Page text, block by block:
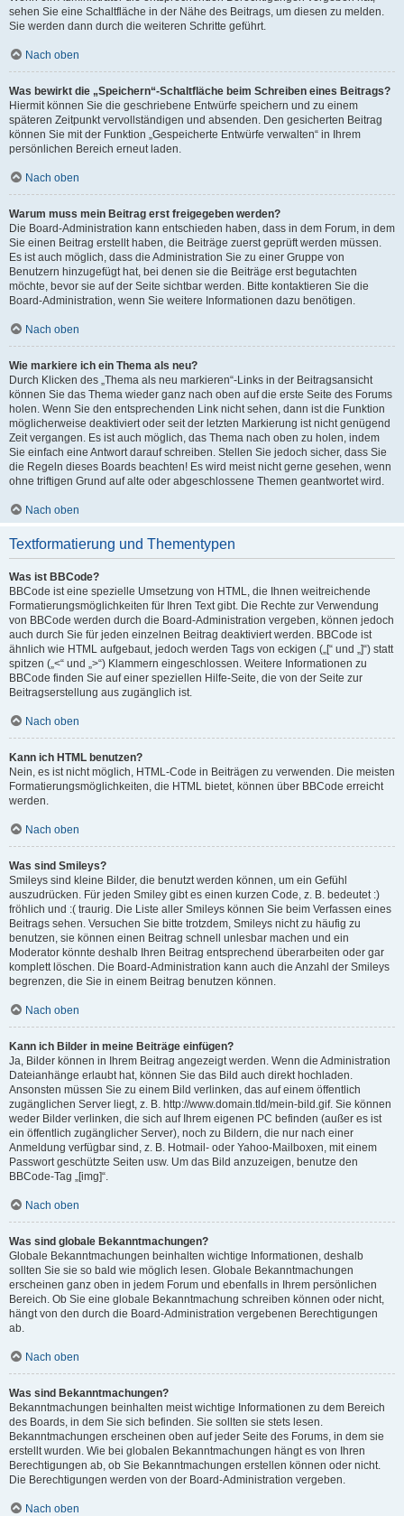
sehen Sie eine Schaltfläche in der Nähe des Beitrags, um diesen zu melden.
Sie werden dann durch die weiteren Schritte geführt.
Nach oben
Was bewirkt die „Speichern“-Schaltfläche beim Schreiben eines Beitrags?
Hiermit können Sie die geschriebene Entwürfe speichern und zu einem
späteren Zeitpunkt vervollständigen und absenden. Den gesicherten Beitrag
können Sie mit der Funktion „Gespeicherte Entwürfe verwalten“ in Ihrem
persönlichen Bereich erneut laden.
Nach oben
Warum muss mein Beitrag erst freigegeben werden?
Die Board-Administration kann entschieden haben, dass in dem Forum, in dem
Sie einen Beitrag erstellt haben, die Beiträge zuerst geprüft werden müssen.
Es ist auch möglich, dass die Administration Sie zu einer Gruppe von
Benutzern hinzugefügt hat, bei denen sie die Beiträge erst begutachten
möchte, bevor sie auf der Seite sichtbar werden. Bitte kontaktieren Sie die
Board-Administration, wenn Sie weitere Informationen dazu benötigen.
Nach oben
Wie markiere ich ein Thema als neu?
Durch Klicken des „Thema als neu markieren“-Links in der Beitragsansicht
können Sie das Thema wieder ganz nach oben auf die erste Seite des Forums
holen. Wenn Sie den entsprechenden Link nicht sehen, dann ist die Funktion
möglicherweise deaktiviert oder seit der letzten Markierung ist nicht genügend
Zeit vergangen. Es ist auch möglich, das Thema nach oben zu holen, indem
Sie einfach eine Antwort darauf schreiben. Stellen Sie jedoch sicher, dass Sie
die Regeln dieses Boards beachten! Es wird meist nicht gerne gesehen, wenn
ohne triftigen Grund auf alte oder abgeschlossene Themen geantwortet wird.
Nach oben
Textformatierung und Thementypen
Was ist BBCode?
BBCode ist eine spezielle Umsetzung von HTML, die Ihnen weitreichende
Formatierungsmöglichkeiten für Ihren Text gibt. Die Rechte zur Verwendung
von BBCode werden durch die Board-Administration vergeben, können jedoch
auch durch Sie für jeden einzelnen Beitrag deaktiviert werden. BBCode ist
ähnlich wie HTML aufgebaut, jedoch werden Tags von eckigen („[“ und „]“) statt
spitzen („<“ und „>“) Klammern eingeschlossen. Weitere Informationen zu
BBCode finden Sie auf einer speziellen Hilfe-Seite, die von der Seite zur
Beitragserstellung aus zugänglich ist.
Nach oben
Kann ich HTML benutzen?
Nein, es ist nicht möglich, HTML-Code in Beiträgen zu verwenden. Die meisten
Formatierungsmöglichkeiten, die HTML bietet, können über BBCode erreicht
werden.
Nach oben
Was sind Smileys?
Smileys sind kleine Bilder, die benutzt werden können, um ein Gefühl
auszudrücken. Für jeden Smiley gibt es einen kurzen Code, z. B. bedeutet :)
fröhlich und :( traurig. Die Liste aller Smileys können Sie beim Verfassen eines
Beitrags sehen. Versuchen Sie bitte trotzdem, Smileys nicht zu häufig zu
benutzen, sie können einen Beitrag schnell unlesbar machen und ein
Moderator könnte deshalb Ihren Beitrag entsprechend überarbeiten oder gar
komplett löschen. Die Board-Administration kann auch die Anzahl der Smileys
begrenzen, die Sie in einem Beitrag benutzen können.
Nach oben
Kann ich Bilder in meine Beiträge einfügen?
Ja, Bilder können in Ihrem Beitrag angezeigt werden. Wenn die Administration
Dateianhänge erlaubt hat, können Sie das Bild auch direkt hochladen.
Ansonsten müssen Sie zu einem Bild verlinken, das auf einem öffentlich
zugänglichen Server liegt, z. B. http://www.domain.tld/mein-bild.gif. Sie können
weder Bilder verlinken, die sich auf Ihrem eigenen PC befinden (außer es ist
ein öffentlich zugänglicher Server), noch zu Bildern, die nur nach einer
Anmeldung verfügbar sind, z. B. Hotmail- oder Yahoo-Mailboxen, mit einem
Passwort geschützte Seiten usw. Um das Bild anzuzeigen, benutze den
BBCode-Tag „[img]“.
Nach oben
Was sind globale Bekanntmachungen?
Globale Bekanntmachungen beinhalten wichtige Informationen, deshalb
sollten Sie sie so bald wie möglich lesen. Globale Bekanntmachungen
erscheinen ganz oben in jedem Forum und ebenfalls in Ihrem persönlichen
Bereich. Ob Sie eine globale Bekanntmachung schreiben können oder nicht,
hängt von den durch die Board-Administration vergebenen Berechtigungen
ab.
Nach oben
Was sind Bekanntmachungen?
Bekanntmachungen beinhalten meist wichtige Informationen zu dem Bereich
des Boards, in dem Sie sich befinden. Sie sollten sie stets lesen.
Bekanntmachungen erscheinen oben auf jeder Seite des Forums, in dem sie
erstellt wurden. Wie bei globalen Bekanntmachungen hängt es von Ihren
Berechtigungen ab, ob Sie Bekanntmachungen erstellen können oder nicht.
Die Berechtigungen werden von der Board-Administration vergeben.
Nach oben